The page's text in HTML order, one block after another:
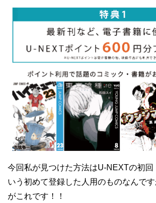
今回私が見つけた方法はU-NEXTの初回
いう初めて登録した人用のものなんで
がこれです！！